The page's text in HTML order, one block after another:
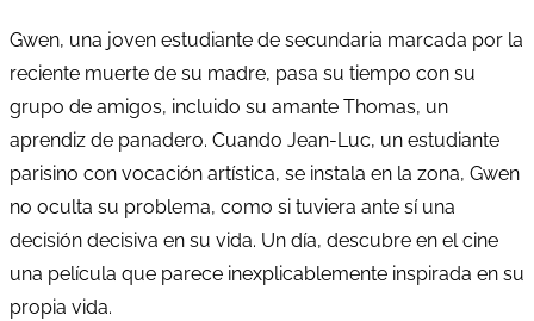
Gwen, una joven estudiante de secundaria marcada por la
reciente muerte de su madre, pasa su tiempo con su
grupo de amigos, incluido su amante Thomas, un
aprendiz de panadero. Cuando Jean-Luc, un estudiante
parisino con vocación artística, se instala en la zona, Gwen
no oculta su problema, como si tuviera ante sí una
decisión decisiva en su vida. Un día, descubre en el cine
una película que parece inexplicablemente inspirada en su
propia vida.